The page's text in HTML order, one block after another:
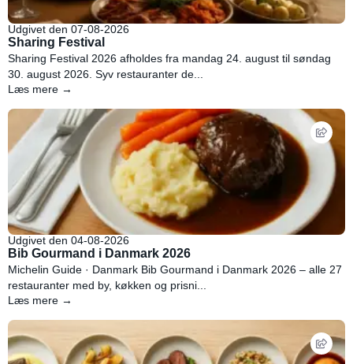
Udgivet den 07-08-2026
Sharing Festival
Sharing Festival 2026 afholdes fra mandag 24. august til søndag
30. august 2026. Syv restauranter de...
Læs mere →
Udgivet den 04-08-2026
Bib Gourmand i Danmark 2026
Michelin Guide · Danmark Bib Gourmand i Danmark 2026 – alle 27
restauranter med by, køkken og prisni...
Læs mere →